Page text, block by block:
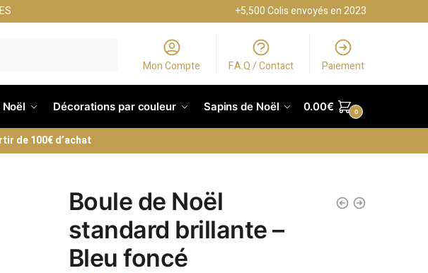
+5,500 Colis envoyés en 2023
Mon Compte F.A.Q / Contact Paiement
Décorations par couleur Sapins de Noël 0.00€ 0
de 100€ d’achat
Boule de Noël
standard brillante –
Bleu foncé